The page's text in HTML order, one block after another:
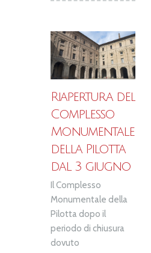
Riapertura del
Complesso
Monumentale
della Pilotta
dal 3 giugno
Il Complesso
Monumentale della
Pilotta dopo il
periodo di chiusura
dovuto